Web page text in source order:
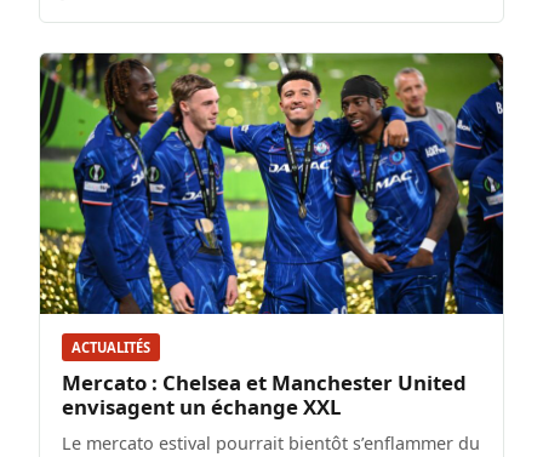
ACTUALITÉS
Mercato : Chelsea et Manchester United
envisagent un échange XXL
Le mercato estival pourrait bientôt s’enflammer du